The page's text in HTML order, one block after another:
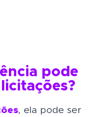
pode
, ela pode ser